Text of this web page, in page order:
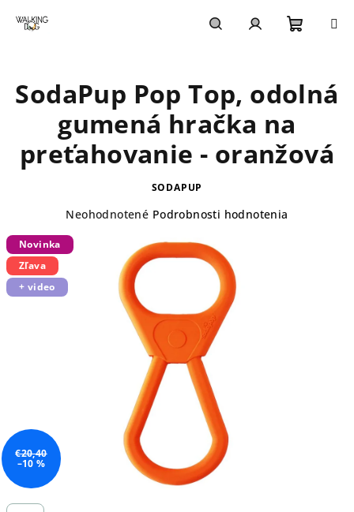
košík
SodaPup Pop Top, odolná
gumená hračka na
preťahovanie - oranžová
SODAPUP
Priemerné
produktu
0,0
z
hviezdičiek.
Neohodnotené Podrobnosti hodnotenia
Novinka
Zľava
+ video
€20,40
–10 %